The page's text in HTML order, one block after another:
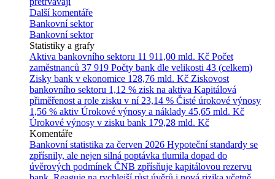
Další komentáře
Bankovní sektor
Bankovní sektor
Statistiky a grafy
Aktiva bankovního sektoru 11 911,00 mld. Kč Počet
zaměstnanců 37 919 Počty bank dle velikosti 43 (celkem)
Zisky bank v ekonomice 128,76 mld. Kč Ziskovost
bankovního sektoru 1,12 % zisk na aktiva Kapitálová
přiměřenost a role zisku v ní 23,14 % Čisté úrokové výnosy
1,56 % aktiv Úrokové výnosy a náklady 45,65 mld. Kč
Úrokové výnosy v zisku bank 179,28 mld. Kč
Komentáře
Bankovní statistika za červen 2026 Hypoteční standardy se
zpřísnily, ale nejen silná poptávka tlumila dopad do
úvěrových podmínek ČNB zpřísňuje kapitálovou rezervu